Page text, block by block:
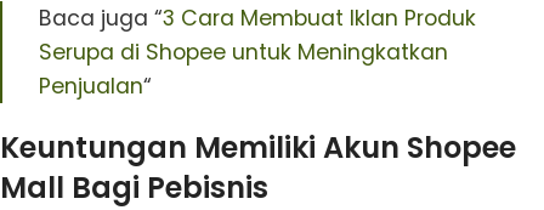
Baca juga “3 Cara Membuat Iklan Produk
Serupa di Shopee untuk Meningkatkan
Penjualan“
Keuntungan Memiliki Akun Shopee
Mall Bagi Pebisnis